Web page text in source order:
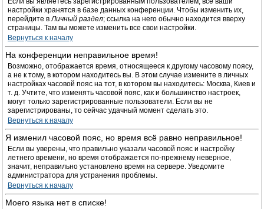
настройки хранятся в базе данных конференции. Чтобы изменить их,
перейдите вЛичный раздел; ссылка на него обычно находится вверху
страницы. Там вы можете изменить все свои настройки.
Вернуться к началу
На конференции неправильное время!
Возможно, отображается время, относящееся к другому часовому поясу,
а не к тому, в котором находитесь вы. В этом случае измените в личных
настройках часовой пояс на тот, в котором вы находитесь: Москва, Киев и
т. д. Учтите, что изменять часовой пояс, как и большинство настроек,
могут только зарегистрированные пользователи. Если вы не
зарегистрированы, то сейчас удачный момент сделать это.
Вернуться к началу
Я изменил часовой пояс, но время всё равно неправильное!
Если вы уверены, что правильно указали часовой пояс и настройку
летнего времени, но время отображается по-прежнему неверное,
значит, неправильно установлено время на сервере. Уведомите
администратора для устранения проблемы.
Вернуться к началу
Моего языка нет в списке!